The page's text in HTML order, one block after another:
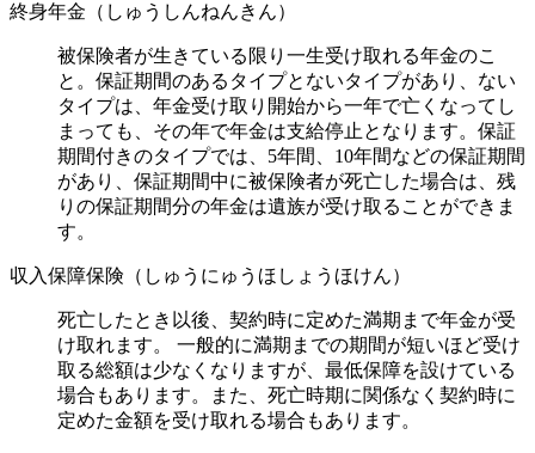
終身年金（しゅうしんねんきん）
被保険者が生きている限り一生受け取れる年金のこ
と。保証期間のあるタイプとないタイプがあり、ない
タイプは、年金受け取り開始から一年で亡くなってし
まっても、その年で年金は支給停止となります。保証
期間付きのタイプでは、5年間、10年間などの保証期間
があり、保証期間中に被保険者が死亡した場合は、残
りの保証期間分の年金は遺族が受け取ることができま
す。
収入保障保険（しゅうにゅうほしょうほけん）
死亡したとき以後、契約時に定めた満期まで年金が受
け取れます。 一般的に満期までの期間が短いほど受け
取る総額は少なくなりますが、最低保障を設けている
場合もあります。また、死亡時期に関係なく契約時に
定めた金額を受け取れる場合もあります。